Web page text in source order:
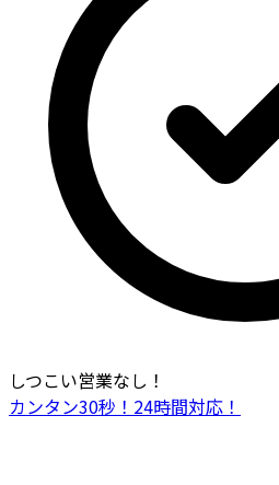
しつこい営業なし！
カンタン30秒！24時間対応！